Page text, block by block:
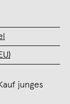
junges